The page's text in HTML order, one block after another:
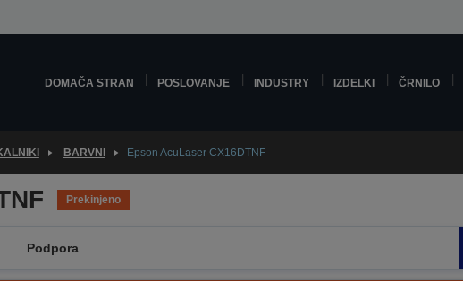
DOMAČA STRAN POSLOVANJE INDUSTRY IZDELKI ČRNILO
BARVNI Epson AcuLaser CX16DTNF
Prekinjeno
Podpora